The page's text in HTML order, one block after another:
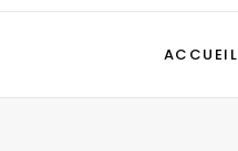
ACCUEIL